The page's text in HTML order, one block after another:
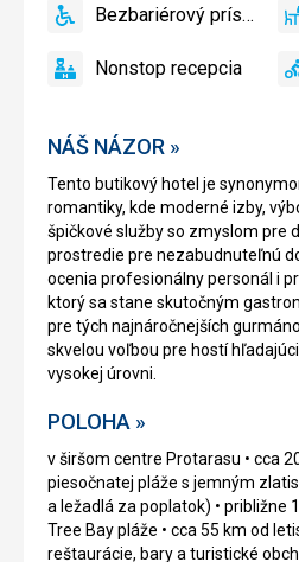
NÁŠ NÁZOR »
Tento butikový hotel je
romantiky, kde moderné izby,
špičkové služby so zmyslom pre
prostredie pre nezabudnuteľnú
ocenia profesionálny personál i
ktorý sa stane skutočným
pre tých najnáročnejších
skvelou voľbou pre hostí
vysokej úrovni.
POLOHA »
v širšom centre Protarasu • cca
piesočnatej pláže s jemným
a ležadlá za poplatok) • približne
Tree Bay pláže • cca 55 km od
reštaurácie, bary a turistické
Detské
Detský
Bezbariérový
Bezbariérový prístup
áno
NonstopNonstop recepcia
áno